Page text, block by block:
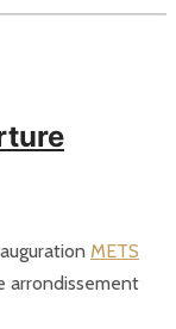
METS
arrondissement